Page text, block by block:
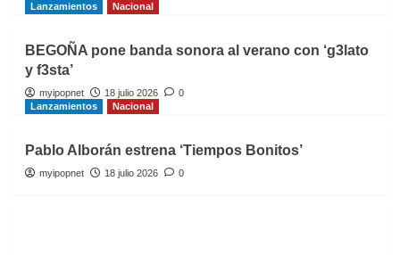
Lanzamientos Nacional
BEGOÑA pone banda sonora al verano con ‘g3lato
y f3sta’
myipopnet 18 julio 2026
0
Lanzamientos
Nacional
Pablo Alborán estrena ‘Tiempos Bonitos’
myipopnet 18 julio 2026 0